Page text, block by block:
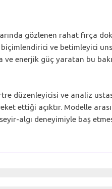
gözlenen rahat fırça
ve betimleyici
enerjik güç yaratan bu
ve analiz
ettiği açıktır. Modelle
algı deneyimiyle baş